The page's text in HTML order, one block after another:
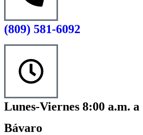
(809) 581-6092
Lunes-Viernes 8:00 a.m.
Bávaro